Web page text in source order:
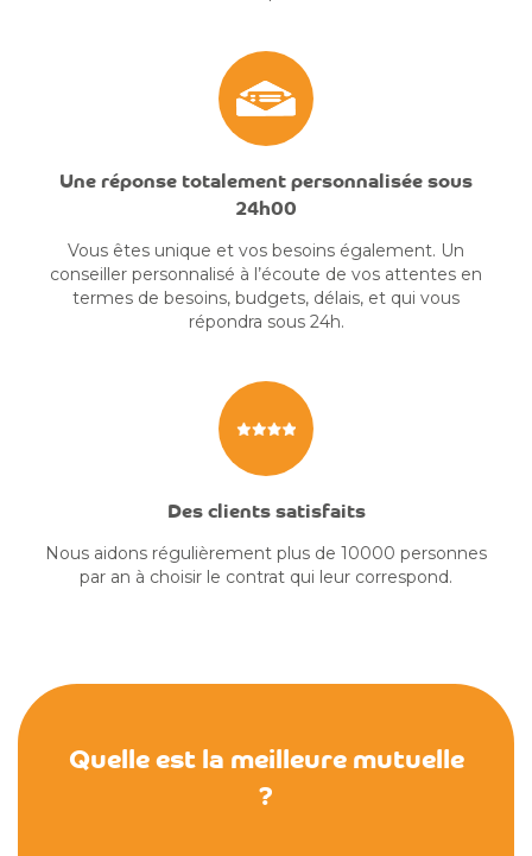
Une réponse totalement personnalisée sous
24h00
Vous êtes unique et vos besoins également. Un
conseiller personnalisé à l’écoute de vos attentes en
termes de besoins, budgets, délais, et qui vous
répondra sous 24h.
Des clients satisfaits
Nous aidons régulièrement plus de 10000 personnes
par an à choisir le contrat qui leur correspond.
Quelle est la meilleure mutuelle
?